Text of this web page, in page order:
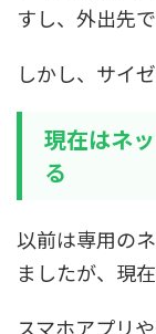
すし、外出先
しかし、サイ
現在はネ
る
以前は専用の
ましたが、現
スマホアプリ